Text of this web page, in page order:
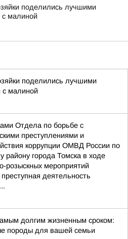
поделились лучшими
с малиной
поделились лучшими
с малиной
Отдела по борьбе с
преступлениями и
коррупции ОМВД России по
району города Томска в ходе
розыскных мероприятий
деятельность
долгим жизненным сроком:
породы для вашей семьи